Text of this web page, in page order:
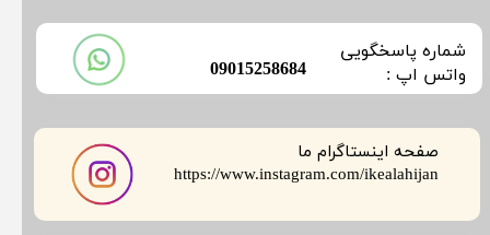
صفحه اینستاگرام ما
​​​​​​​https://www.instagram.com/ikealahijan
​شماره پاسخگویی
​​​​​واتس اپ :
​09015258684